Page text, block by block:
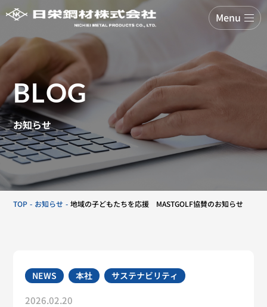
Menu
BLOG
お知らせ
TOP お知らせ 地域の子どもたちを応援 MASTGOLF協賛のお知らせ
NEWS 本社 サステナビリティ
2026.02.20